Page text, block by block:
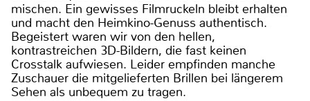
mischen. Ein gewisses Filmruckeln bleibt erhalten
und macht den Heimkino-Genuss authentisch.
Begeistert waren wir von den hellen,
kontrastreichen 3D-Bildern, die fast keinen
Crosstalk aufwiesen. Leider empfinden manche
Zuschauer die mitgelieferten Brillen bei längerem
Sehen als unbequem zu tragen.